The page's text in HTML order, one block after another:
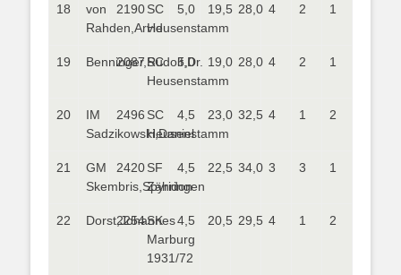
18
von
Rahden,Arvid
2190SC
Heusenstamm
5,0 19,5 28,0 4 2 1
19 Benninger,Rudolf,Dr.
2087 SC
Heusenstamm
5,0 19,0 28,0 4 2 1
20
IM
Sadzikowski,Daniel
2496 SC
Heusenstamm
4,5 23,0 32,5 4 1 2
21
GM
Skembris,Spyridon
2420SF
Zähringen
4,5 22,5 34,0 3 3 1
22 Dorst,Johannes
2254SK
Marburg
1931/72
4,5 20,5 29,5 4 1 2